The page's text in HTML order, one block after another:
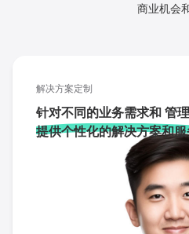
商业机会
解决方案定制
针对不同的业务需求和 管
提供个性化的解决方案和